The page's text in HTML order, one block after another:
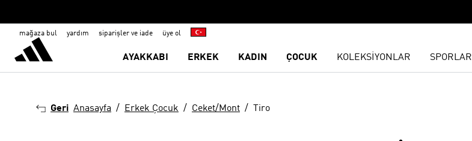
mağaza bul yardım siparişler ve iade üye ol
AYAKKABI ERKEK KADIN ÇOCUK KOLEKSİYONLAR SPORLAR
Geri Anasayfa Erkek Çocuk Ceket/Mont Tiro